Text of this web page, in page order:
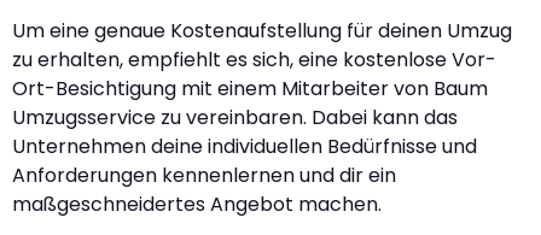
Um eine genaue Kostenaufstellung für deinen Umzug
zu erhalten, empfiehlt es sich, eine kostenlose Vor-
Ort-Besichtigung mit einem Mitarbeiter von Baum
Umzugsservice zu vereinbaren. Dabei kann das
Unternehmen deine individuellen Bedürfnisse und
Anforderungen kennenlernen und dir ein
maßgeschneidertes Angebot machen.